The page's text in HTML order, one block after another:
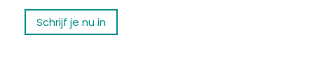
Schrijf je nu in